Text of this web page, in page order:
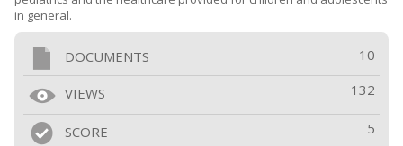
in general.
DOCUMENTS 10
VIEWS 132
SCORE 5